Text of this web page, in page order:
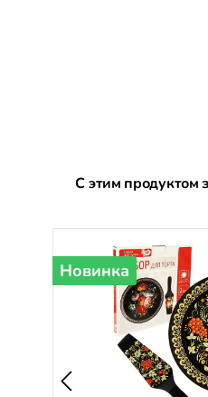
Пропустить галерею
С этим продуктом
Новинка